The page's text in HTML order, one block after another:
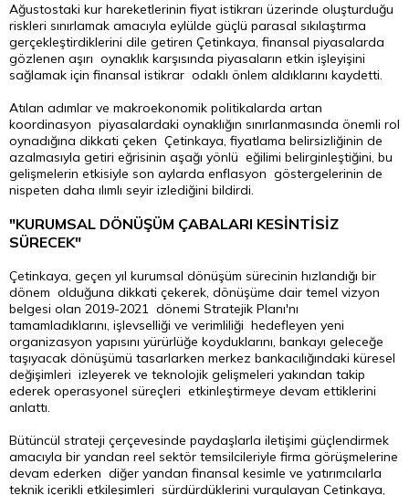
Ağustostaki kur hareketlerinin fiyat istikrarı üzerinde oluşturduğu
riskleri sınırlamak amacıyla eylülde güçlü parasal sıkılaştırma
gerçekleştirdiklerini dile getiren Çetinkaya, finansal piyasalarda
gözlenen aşırı oynaklık karşısında piyasaların etkin işleyişini
sağlamak için finansal istikrar odaklı önlem aldıklarını kaydetti.
Atılan adımlar ve makroekonomik politikalarda artan
koordinasyon piyasalardaki oynaklığın sınırlanmasında önemli rol
oynadığına dikkati çeken Çetinkaya, fiyatlama belirsizliğinin de
azalmasıyla getiri eğrisinin aşağı yönlü eğilimi belirginleştiğini, bu
gelişmelerin etkisiyle son aylarda enflasyon göstergelerinin de
nispeten daha ılımlı seyir izlediğini bildirdi.
"KURUMSAL DÖNÜŞÜM ÇABALARI KESİNTİSİZ
SÜRECEK"
Çetinkaya, geçen yıl kurumsal dönüşüm sürecinin hızlandığı bir
dönem olduğuna dikkati çekerek, dönüşüme dair temel vizyon
belgesi olan 2019-2021 dönemi Stratejik Planı'nı
tamamladıklarını, işlevselliği ve verimliliği hedefleyen yeni
organizasyon yapısını yürürlüğe koyduklarını, bankayı geleceğe
taşıyacak dönüşümü tasarlarken merkez bankacılığındaki küresel
değişimleri izleyerek ve teknolojik gelişmeleri yakından takip
ederek operasyonel süreçleri etkinleştirmeye devam ettiklerini
anlattı.
Bütüncül strateji çerçevesinde paydaşlarla iletişimi güçlendirmek
amacıyla bir yandan reel sektör temsilcileriyle firma görüşmelerine
devam ederken diğer yandan finansal kesimle ve yatırımcılarla
teknik içerikli etkileşimleri sürdürdüklerini vurgulayan Çetinkaya,